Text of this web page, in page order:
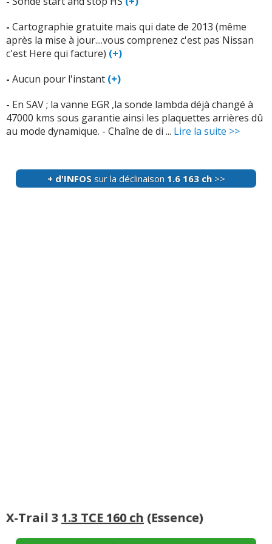
1.7 dCi 150 ch :Le 1.7 dCi 150 ch peut présenter des
messages de FAP ou d'AdBlue et un embrayage qui
capteurs de pression et de température ; si la
perd du couple et affiche desalertes antipollution.
2.0 dCi 177 ch :Le 2.0 dCi 177 ch peut être associé à des
Le pilotage hydraulique de la transmission doit gérer le
couple du diesel ; si les pressions ou les embrayages
- Cartographie gratuite mais qui date de 2013 (même
après la mise à jour....vous comprenez c'est pas Nissan
c'est Here qui facture) (+)
- Aucun pour l'instant (+)
- En SAV ; la vanne EGR ,la sonde lambda déjà changé à
47000 kms sous garantie ainsi les plaquettes arrières dû
au mode dynamique. - Chaîne de di ... Lire la suite >>
+ d'INFOSsur la déclinaison 1.6 163 ch>>
X-Trail 3 1.3 TCE 160 ch (Essence)